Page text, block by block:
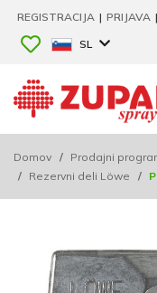
REGISTRACIJA | PRIJAVA |
SL
Domov / Prodajni
/ Rezervni deli Löwe /